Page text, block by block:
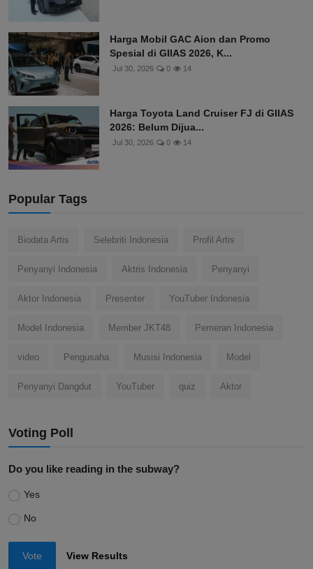
Harga Mobil GAC Aion dan Promo
Spesial di GIIAS 2026, K...
Jul 30, 2026 0 14
Harga Toyota Land Cruiser FJ di GIIAS
2026: Belum Dijua...
Jul 30, 2026 0 14
Popular Tags
Biodata Artis Selebriti Indonesia Profil Artis
Penyanyi Indonesia Aktris Indonesia Penyanyi
Aktor Indonesia Presenter YouTuber Indonesia
Model Indonesia Member JKT48 Pemeran Indonesia
video Pengusaha Musisi Indonesia Model
Penyanyi Dangdut YouTuber quiz Aktor
Voting Poll
Do you like reading in the subway?
Yes
No
Vote View Results